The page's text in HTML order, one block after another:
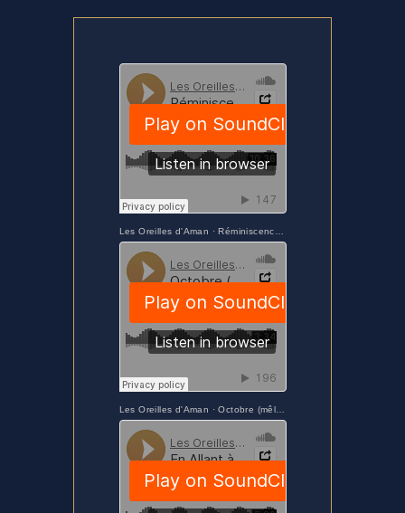
Les Oreilles d'Aman ·Réminiscences - En Allant à Uskudar
Les Oreilles d'Aman ·Octobre (mêlé-cassis)